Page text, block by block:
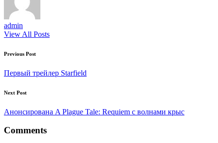
admin
View All Posts
Post
navigation
Previous Post
Первый трейлер Starfield
Next Post
Анонсирована A Plague Tale: Requiem с волнами крыс
Comments